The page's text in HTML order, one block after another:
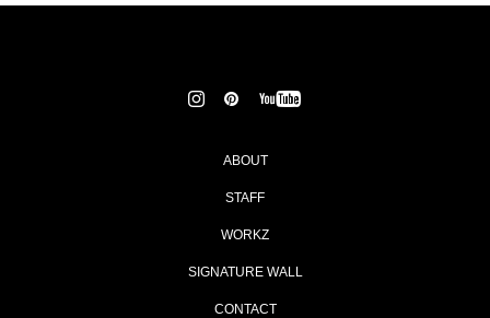
ABOUT
STAFF
WORKZ
SIGNATURE WALL
CONTACT